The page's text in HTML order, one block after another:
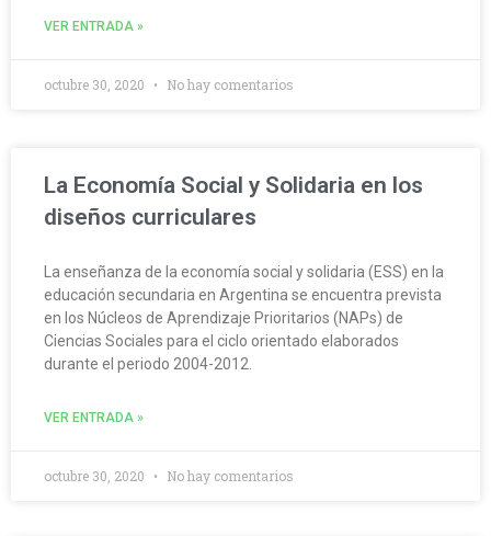
VER ENTRADA »
octubre 30, 2020 No hay comentarios
La Economía Social y Solidaria en los
diseños curriculares
La enseñanza de la economía social y solidaria (ESS) en la
educación secundaria en Argentina se encuentra prevista
en los Núcleos de Aprendizaje Prioritarios (NAPs) de
Ciencias Sociales para el ciclo orientado elaborados
durante el periodo 2004-2012.
VER ENTRADA »
octubre 30, 2020 No hay comentarios